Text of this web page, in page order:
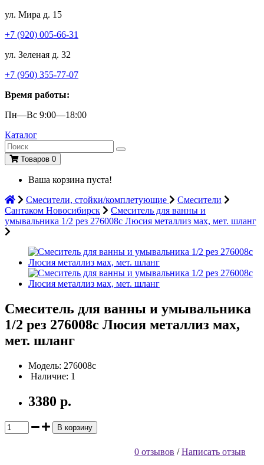
ул. Мира д. 15
+7 (920) 005-66-31
ул. Зеленая д. 32
+7 (950) 355-77-07
Время работы:
Пн—Вс 9:00—18:00
Каталог
Товаров 0
Ваша корзина пуста!
Смесители, стойки/комплетующие
Смесители
Сантаком Новосибирск
Смеситель для ванны и
умывальника 1/2 рез 276008с Люсия металлиз мах, мет. шланг
Смеситель для ванны и умывальника
1/2 рез 276008с Люсия металлиз мах,
мет. шланг
Модель: 276008с
Наличие: 1
3380 р.
В корзину
0 отзывов /Написать отзыв